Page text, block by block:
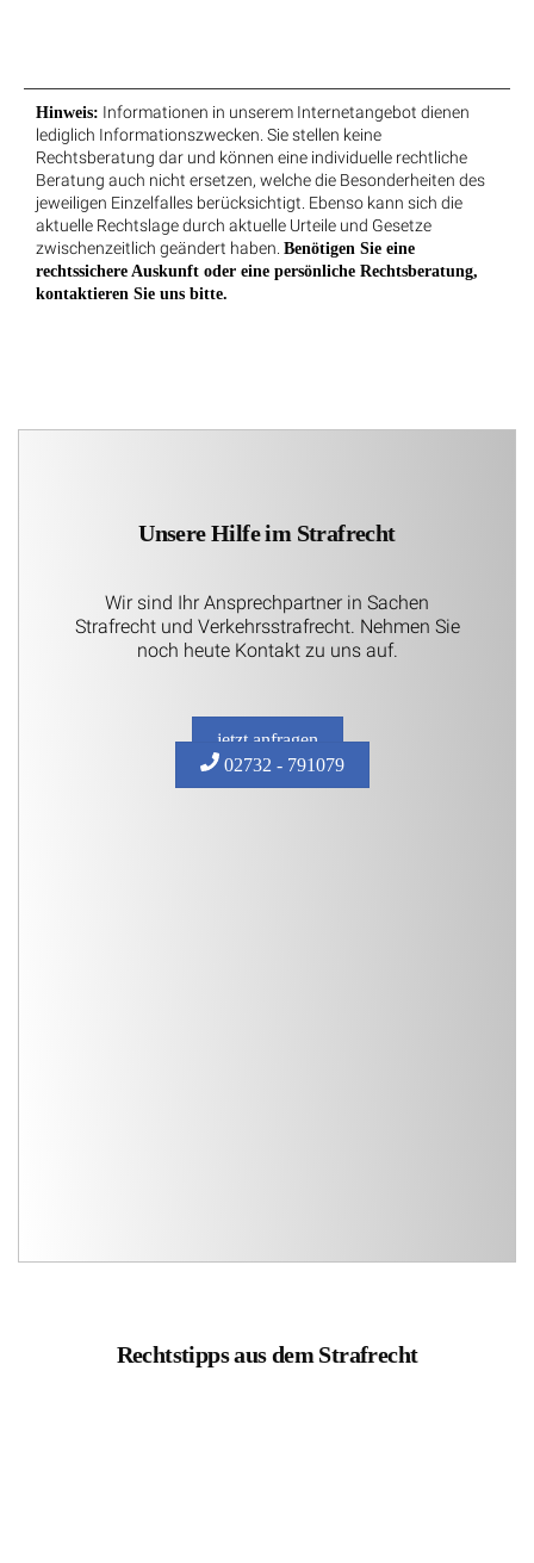
Hinweis: Informationen in unserem Internetangebot dienen
lediglich Informationszwecken. Sie stellen keine
Rechtsberatung dar und können eine individuelle rechtliche
Beratung auch nicht ersetzen, welche die Besonderheiten des
jeweiligen Einzelfalles berücksichtigt. Ebenso kann sich die
aktuelle Rechtslage durch aktuelle Urteile und Gesetze
zwischenzeitlich geändert haben. Benötigen Sie eine
rechtssichere Auskunft oder eine persönliche Rechtsberatung,
kontaktieren Sie uns bitte.
Unsere Hilfe im Strafrecht
Wir sind Ihr Ansprechpartner in Sachen
Strafrecht und Verkehrsstrafrecht. Nehmen Sie
noch heute Kontakt zu uns auf.
jetzt anfragen
02732 - 791079
Rechtstipps aus dem Strafrecht